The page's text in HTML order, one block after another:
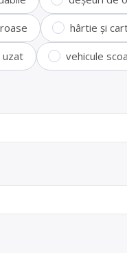
hârtie și
uzat vehicule